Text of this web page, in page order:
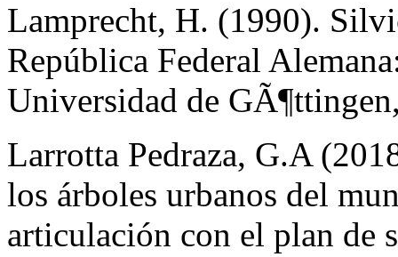
Lamprecht, H. (1990).
República Federal
Universidad de
Larrotta Pedraza, G.A
los árboles urbanos del
articulación con el plan de